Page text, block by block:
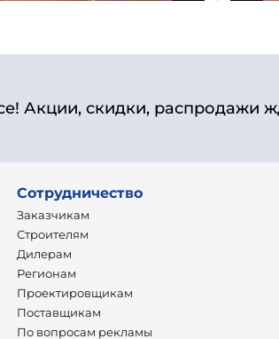
Акции, скидки, распродажи
Сотрудничество
Заказчикам
Строителям
Дилерам
Регионам
Проектировщикам
Поставщикам
По вопросам рекламы